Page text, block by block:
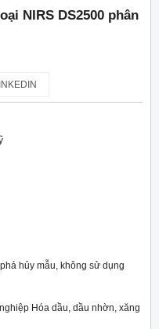
NIRS DS2500 phân
hủy mẫu, không sử dụng
Hóa dầu, dầu nhờn, xăng